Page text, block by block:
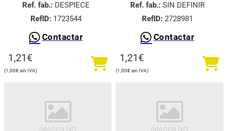
Ref. fab.:DESPIECE
RefID:1723544
Contactar
1,21€
1,00€
Ref. fab.:SIN DEFINIR
RefID:2728981
Contactar
1,21€
1,00€